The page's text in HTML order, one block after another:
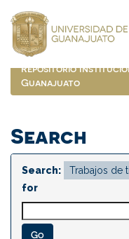
navigation
Repositorio
Guanajuato
Search
Search:
for